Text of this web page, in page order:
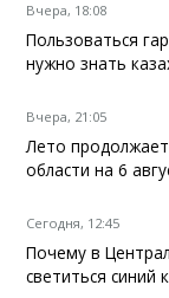
Вчера, 18:08
Пользоваться
нужно знать
Вчера, 21:05
Лето
области на 6
Сегодня, 12:45
Почему в
светиться синий